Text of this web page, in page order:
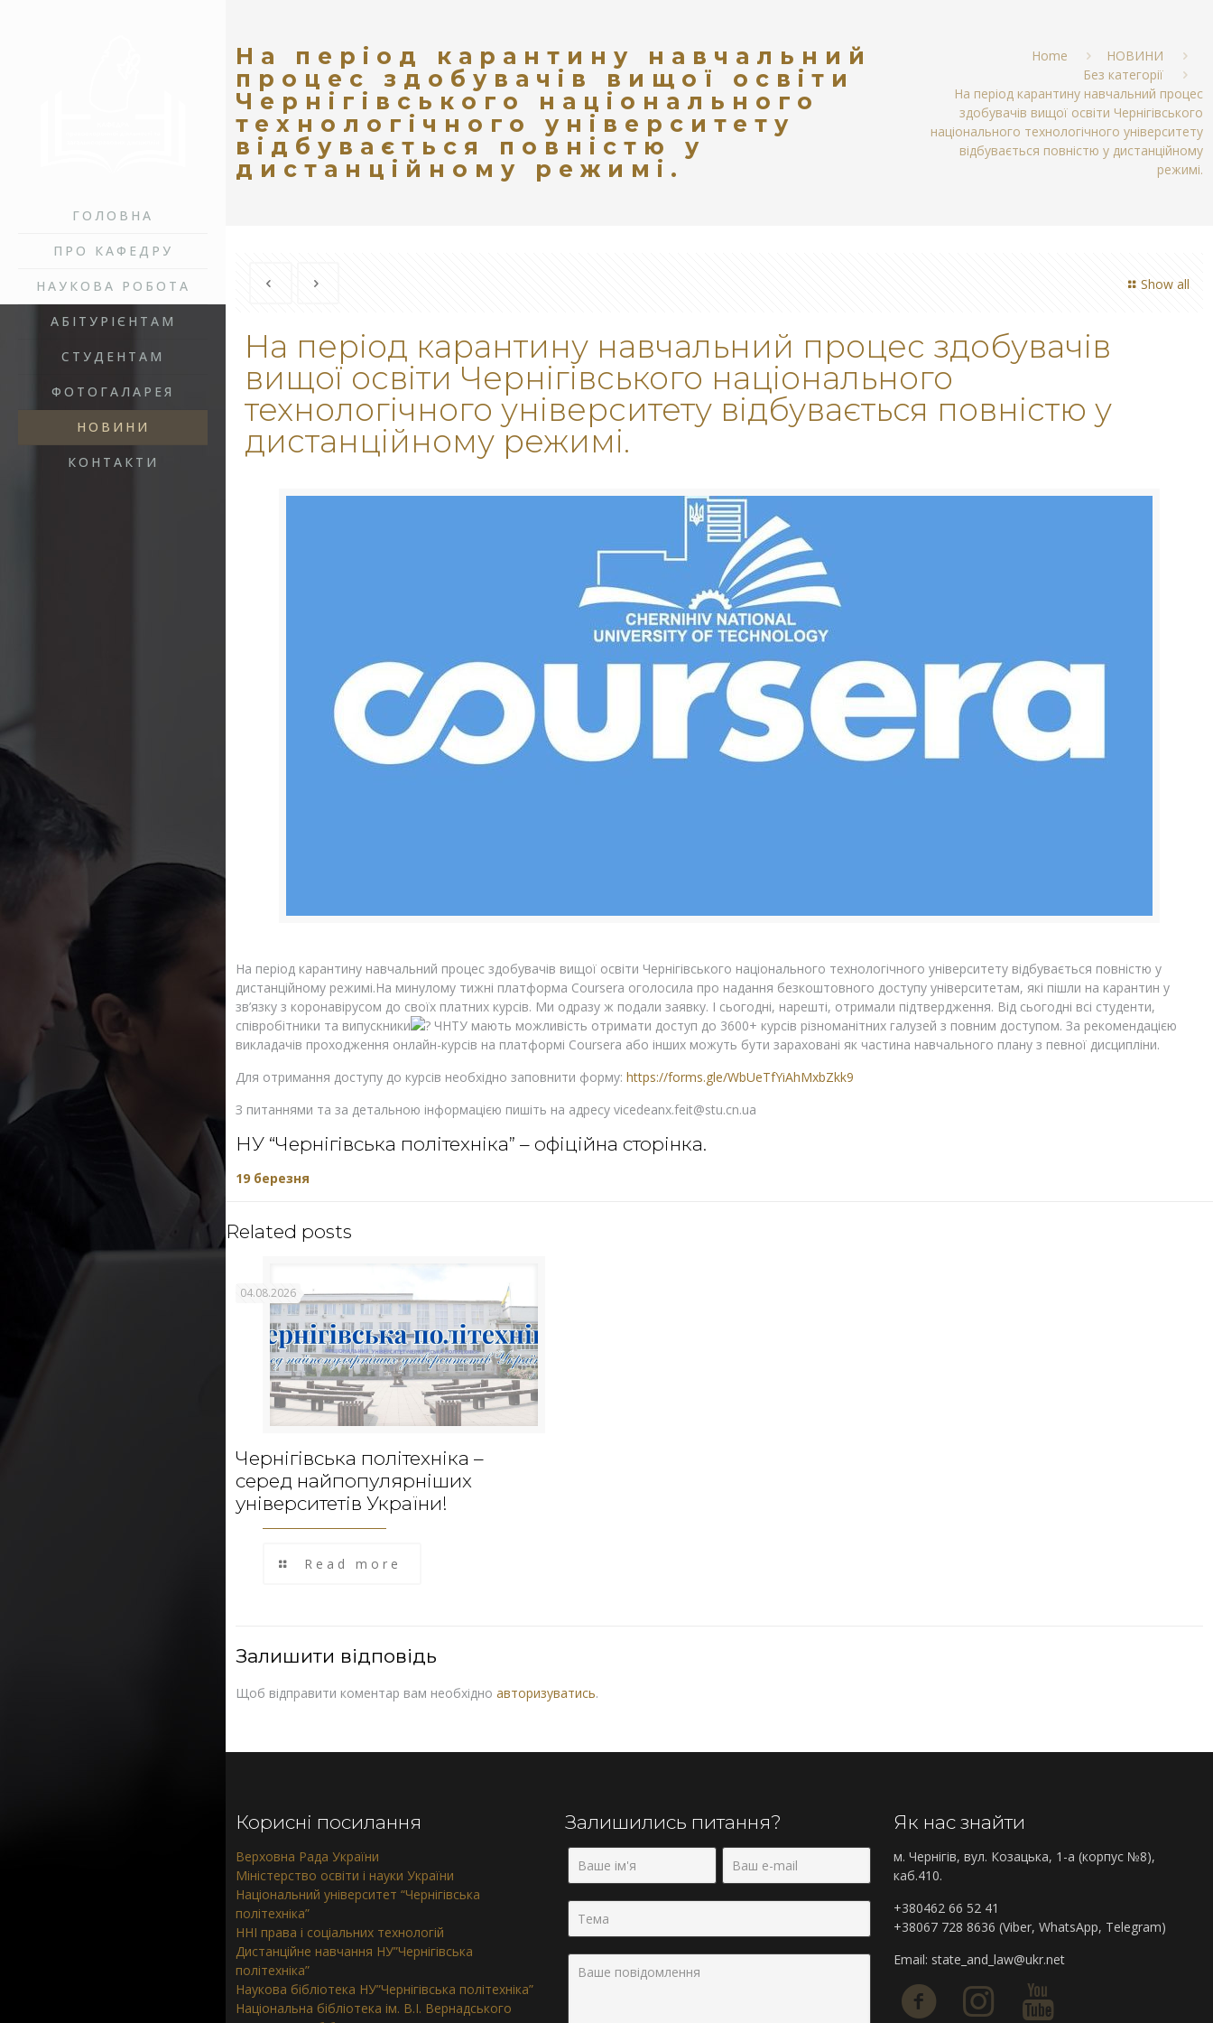
ГОЛОВНА
ПРО КАФЕДРУ
НАУКОВА РОБОТА
АБІТУРІЄНТАМ
СТУДЕНТАМ
ФОТОГАЛАРЕЯ
НОВИНИ
КОНТАКТИ
На період карантину навчальний
процес здобувачів вищої освіти
Чернігівського національного
технологічного університету
відбувається повністю у
дистанційному режимі.
Home
НОВИНИ
Без категорії
На період карантину навчальний процес
здобувачів вищої освіти Чернігівського
національного технологічного університету
відбувається повністю у дистанційному
режимі.
Show all
На період карантину навчальний процес здобувачів
вищої освіти Чернігівського національного
технологічного університету відбувається повністю у
дистанційному режимі.
На період карантину навчальний процес здобувачів вищої освіти Чернігівського національного технологічного університету відбувається повністю у
дистанційному режимі.На минулому тижні платформа Coursera оголосила про надання безкоштовного доступу університетам, які пішли на карантин у
зв’язку з коронавірусом до своїх платних курсів. Ми одразу ж подали заявку. І сьогодні, нарешті, отримали підтвердження. Від сьогодні всі студенти,
співробітники та випускники
ЧНТУ мають можливість отримати доступ до 3600+ курсів різноманітних галузей з повним доступом. За рекомендацією
викладачів проходження онлайн-курсів на платформі Coursera або інших можуть бути зараховані як частина навчального плану з певної дисципліни.
Для отримання доступу до курсів необхідно заповнити форму: https://forms.gle/WbUeTfYiAhMxbZkk9
З питаннями та за детальною інформацією пишіть на адресу vicedeanx.feit@stu.cn.ua
НУ “Чернігівська політехніка” – офіційна сторінка.
19 березня
Related posts
04.08.2026
Чернігівська політехніка –
серед найпопулярніших
університетів України!
Read more
Залишити відповідь
Щоб відправити коментар вам необхідно авторизуватись.
Корисні посилання
Верховна Рада України
Міністерство освіти і науки України
Національний університет “Чернігівська
політехніка”
ННІ права і соціальних технологій
Дистанційне навчання НУ”Чернігівська
політехніка”
Наукова бібліотека НУ”Чернігівська політехніка”
Національна бібліотека ім. В.І. Вернадського
Залишились питання? Як нас знайти
м. Чернігів, вул. Козацька, 1-а (корпус №8),
каб.410.
+380462 66 52 41
+38067 728 8636 (Viber, WhatsApp, Telegram)
Email: state_and_law@ukr.net